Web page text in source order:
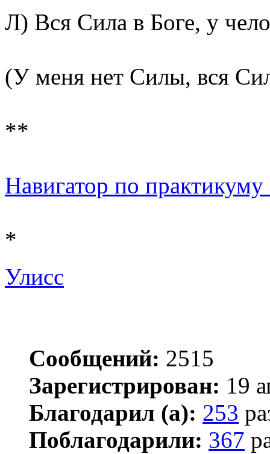
Л) Вся Сила в Боге, у
(У меня нет Силы, вся
**
Навигатор по
*
Улисс
Сообщений: 2515
Зарегистрирован: 19
Благодарил (а): 253
Поблагодарили: 367